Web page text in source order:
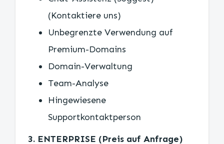
(Kontaktiere uns)
Unbegrenzte Verwendung auf
Premium-Domains
Domain-Verwaltung
Team-Analyse
Hingewiesene
Supportkontaktperson
3. ENTERPRISE (Preis auf Anfrage)